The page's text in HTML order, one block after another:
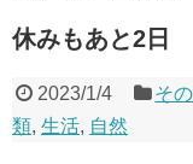
休みもあと2日
2023/1/4 そ
類, 生活, 自然